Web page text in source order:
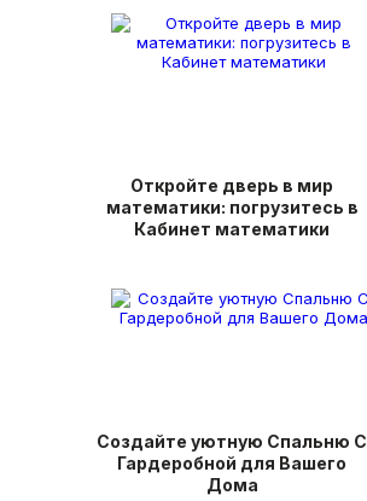
Откройте дверь в мир
математики: погрузитесь в
Кабинет математики
Создайте уютную Спальню С
Гардеробной для Вашего
Дома